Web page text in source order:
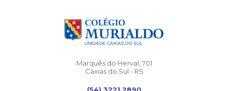
Marquês do Herval, 701
Caxias do Sul - RS